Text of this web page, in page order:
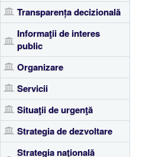
Transparența decizională
Informaţii de interes
public
Organizare
Servicii
Situaţii de urgenţă
Strategia de dezvoltare
Strategia naţională